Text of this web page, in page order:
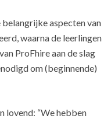
aspecten van
waarna de leerlingen
ProFhire aan de slag
om (beginnende)
lovend: “We hebben